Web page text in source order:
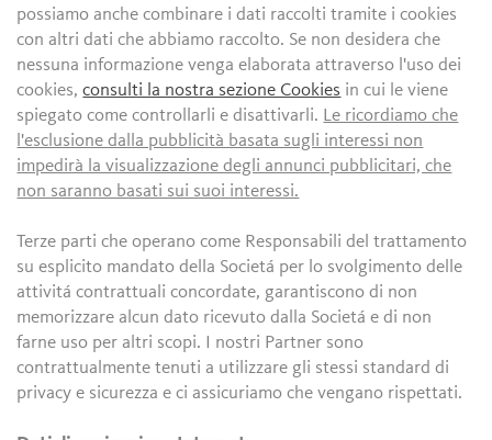
possiamo anche combinare i dati raccolti tramite i cookies
con altri dati che abbiamo raccolto. Se non desidera che
nessuna informazione venga elaborata attraverso l'uso dei
cookies,consulti la nostra sezione Cookies in cui le viene
spiegato come controllarli e disattivarli. Le ricordiamo che
l'esclusione dalla pubblicità basata sugli interessi non
impedirà la visualizzazione degli annunci pubblicitari, che
non saranno basati sui suoi interessi.
Terze parti che operano come Responsabili del trattamento
su esplicito mandato della Societá per lo svolgimento delle
attivitá contrattuali concordate, garantiscono di non
memorizzare alcun dato ricevuto dalla Societá e di non
farne uso per altri scopi. I nostri Partner sono
contrattualmente tenuti a utilizzare gli stessi standard di
privacy e sicurezza e ci assicuriamo che vengano rispettati.